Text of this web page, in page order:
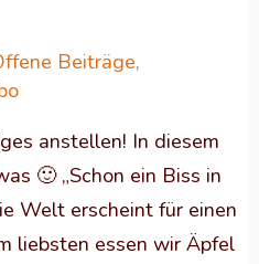
Beiträge,
anstellen! In diesem
🙂 „Schon ein Biss in
Welt erscheint für einen
liebsten essen wir Äpfel